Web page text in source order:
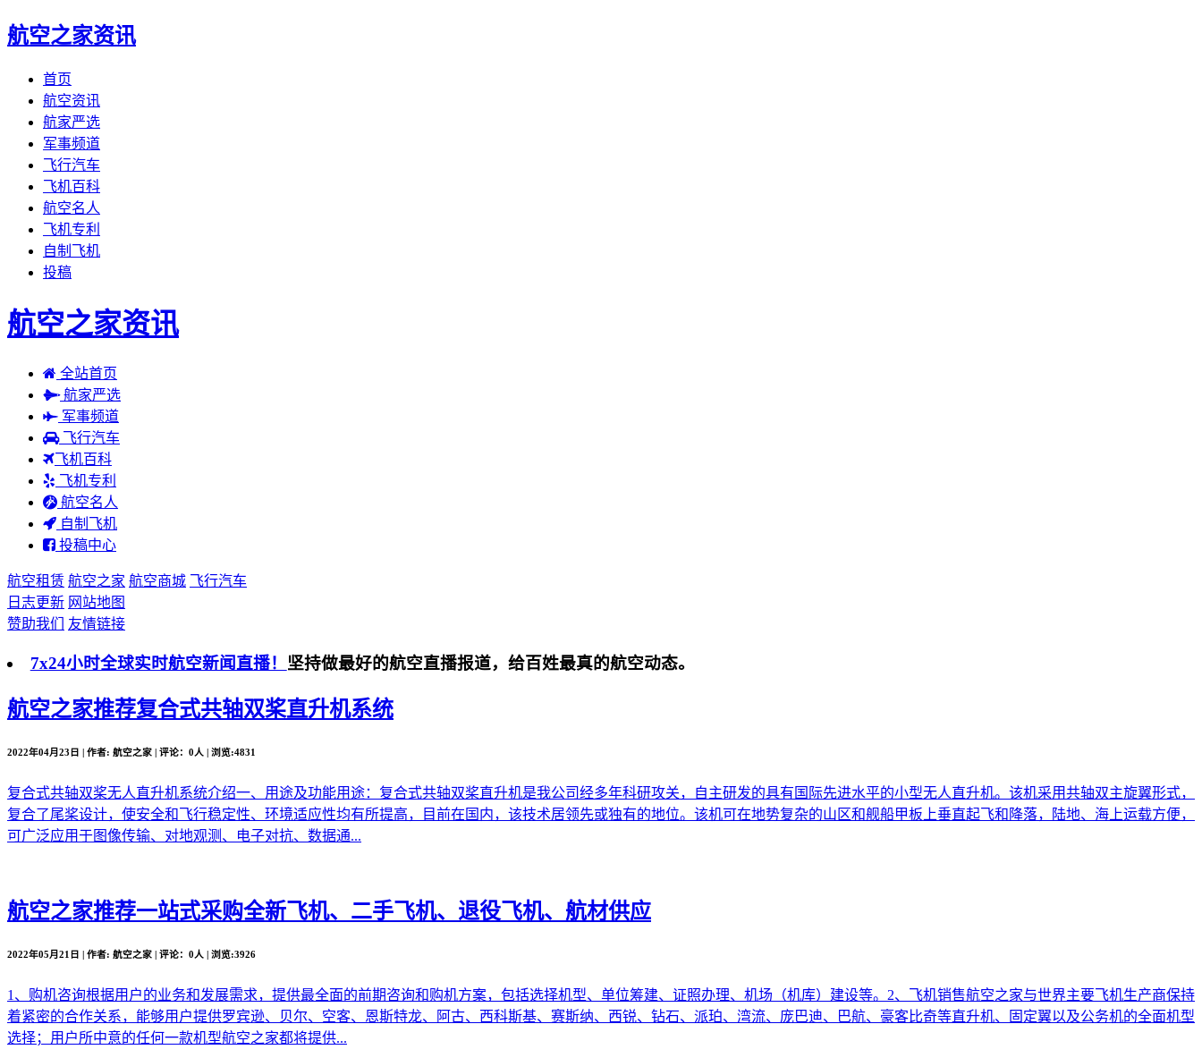
航空之家资讯
首页
航空资讯
航家严选
军事频道
飞行汽车
飞机百科
航空名人
飞机专利
自制飞机
投稿
航空之家资讯
全站首页
航家严选
军事频道
飞行汽车
飞机百科
飞机专利
航空名人
自制飞机
投稿中心
航空租赁 航空之家 航空商城 飞行汽车
日志更新 网站地图
赞助我们
友情链接
7x24小时全球实时航空新闻直播！ 坚持做最好的航空直播报道，给百姓最真的航空动态。
航空之家推荐复合式共轴双桨直升机系统
2022年04月23日 | 作者: 航空之家 | 评论：0人 | 浏览:4831
复合式共轴双桨无人直升机系统介绍一、用途及功能用途：复合式共轴双桨直升机是我公司经多年科研攻关，自主研发的具有国际先进水平的小型无人直升机。该机采用共轴双主旋翼形式，
复合了尾桨设计，使安全和飞行稳定性、环境适应性均有所提高，目前在国内，该技术居领先或独有的地位。该机可在地势复杂的山区和舰船甲板上垂直起飞和降落，陆地、海上运载方便，
可广泛应用于图像传输、对地观测、电子对抗、数据通...
航空之家推荐一站式采购全新飞机、二手飞机、退役飞机、航材供应
2022年05月21日 | 作者: 航空之家 | 评论：0人 | 浏览:3926
1、购机咨询根据用户的业务和发展需求，提供最全面的前期咨询和购机方案，包括选择机型、单位筹建、证照办理、机场（机库）建设等。2、飞机销售航空之家与世界主要飞机生产商保持
着紧密的合作关系，能够用户提供罗宾逊、贝尔、空客、恩斯特龙、阿古、西科斯基、赛斯纳、西锐、钻石、派珀、湾流、庞巴迪、巴航、豪客比奇等直升机、固定翼以及公务机的全面机型
选择；用户所中意的任何一款机型航空之家都将提供...